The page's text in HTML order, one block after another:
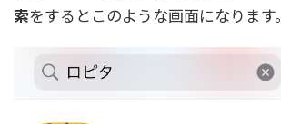
索をするとこのような画面になります。